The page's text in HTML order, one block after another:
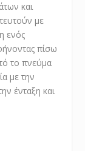
και
με
ενός
πίσω
το πνεύμα
με την
ένταξη και